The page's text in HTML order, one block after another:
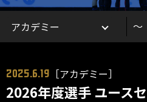
～
2025.6.19 ［アカデミー］
2026年度選手 ユース